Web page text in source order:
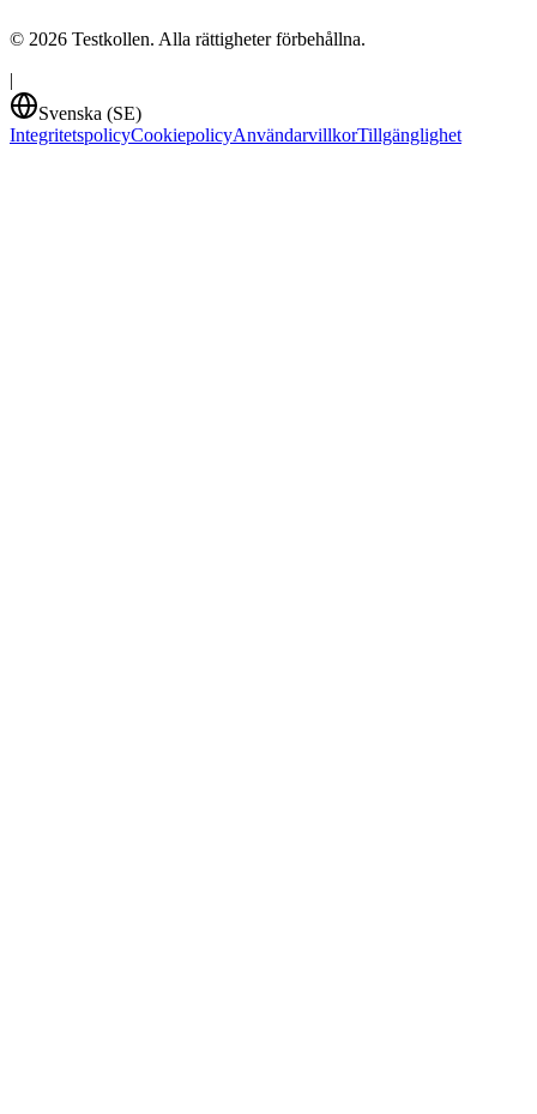
© 2026 Testkollen. Alla rättigheter förbehållna.
|
Svenska (SE)
IntegritetspolicyCookiepolicyAnvändarvillkorTillgänglighet